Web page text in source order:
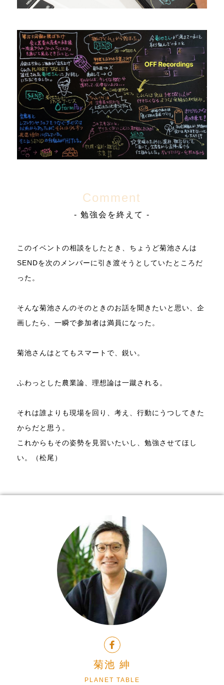
Comment
- 勉強会を終えて -
このイベントの相談をしたとき、ちょうど菊池さんは
SENDを次のメンバーに引き渡そうとしていたところだ
った。
そんな菊池さんのそのときのお話を聞きたいと思い、企
画したら、一瞬で参加者は満員になった。
菊池さんはとてもスマートで、鋭い。
ふわっとした農業論、理想論は一蹴される。
それは誰よりも現場を回り、考え、行動にうつしてきた
からだと思う。
これからもその姿勢を見習いたいし、勉強させてほし
い。（松尾）
菊池 紳
PLANET TABLE